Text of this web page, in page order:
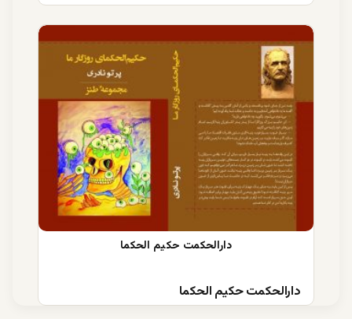
دارالحکمت حکیم الحکما